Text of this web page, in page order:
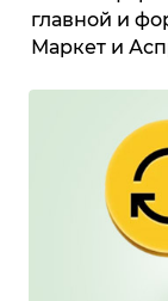
главной и
Маркет и